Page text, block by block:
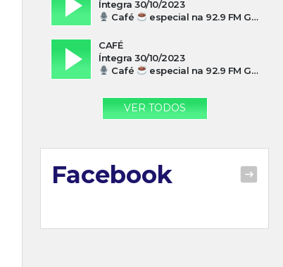
Íntegra 30/10/2023
Café
especial na 92.9 FM Guarujá com Silvio Machado
CAFÉ
Íntegra 30/10/2023
Café
especial na 92.9 FM Guarujá com Paulo Cesar Leandres
VER TODOS
Facebook